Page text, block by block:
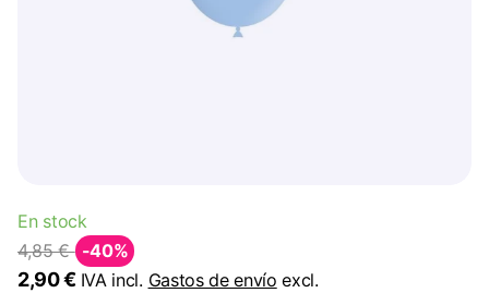
En stock
4,85 € -40%
2,90 € IVA incl. Gastos de envío excl.